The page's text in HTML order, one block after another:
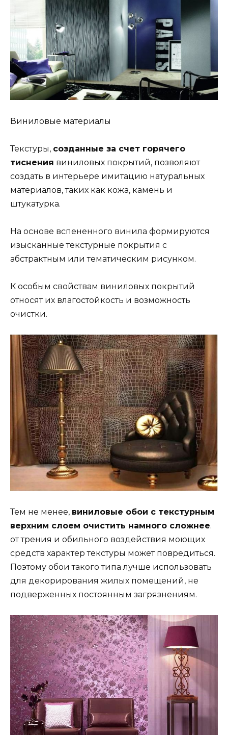
Виниловые материалы
Текстуры, созданные за счет горячего
тиснения виниловых покрытий, позволяют
создать в интерьере имитацию натуральных
материалов, таких как кожа, камень и
штукатурка.
На основе вспененного винила формируются
изысканные текстурные покрытия с
абстрактным или тематическим рисунком.
К особым свойствам виниловых покрытий
относят их влагостойкость и возможность
очистки.
Тем не менее, виниловые обои с текстурным
верхним слоем очистить намного сложнее.
от трения и обильного воздействия моющих
средств характер текстуры может повредиться.
Поэтому обои такого типа лучше использовать
для декорирования жилых помещений, не
подверженных постоянным загрязнениям.